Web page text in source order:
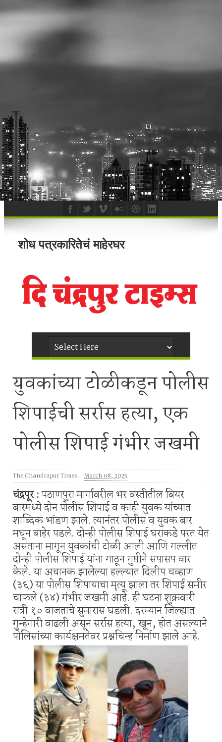
शोध पत्रकारितेचं माहेरघर
युवकांच्या टोळीकडून पोलीस
शिपाईची सर्रास हत्या, एक
पोलीस शिपाई गंभीर जखमी
The Chandrapur Times March 08, 2025
चंद्रपूर :पठाणपुरा मार्गावरील भर वस्तीतील बियर
बारमध्ये दोन पोलीस शिपाई व काही युवक यांच्यात
शाब्दिक भांडण झाले. त्यानंतर पोलीस व युवक बार
मधून बाहेर पडले. दोन्ही पोलीस शिपाई घराकडे परत येत
असताना मागून युवकांची टोळी आली आणि गल्लीत
दोन्ही पोलीस शिपाई यांना गाठून गुप्तीने सपासप वार
केले. या अचानक झालेल्या हल्ल्यात दिलीप चव्हाण
(३६) या पोलीस शिपायाचा मृत्यू झाला तर शिपाई समीर
चाफले (३४) गंभीर जखमी आहे. ही घटना शुक्रवारी
रात्री १० वाजताचे सुमारास घडली. दरम्यान जिल्ह्यात
गुन्हेगारी वाढली असून सर्रास हत्या, खून, होत असल्याने
पोलिसांच्या कार्यक्षमतेवर प्रश्नचिन्ह निर्माण झाले आहे.